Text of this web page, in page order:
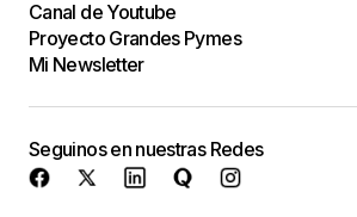
Canal de Youtube
Proyecto Grandes Pymes
Mi Newsletter
Seguinos en nuestras Redes